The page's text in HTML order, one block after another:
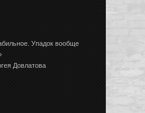
Упадок вообще
Довлатова